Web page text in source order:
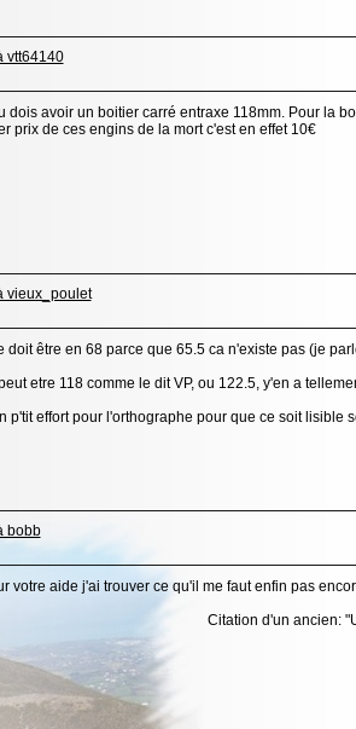
dois avoir un boitier carré entraxe 118mm. Pour la
prix de ces engins de la mort c'est en effet 10€
doit être en 68 parce que 65.5 ca n'existe pas (je
etre 118 comme le dit VP, ou 122.5, y'en a
p'tit effort pour l'orthographe pour que ce soit lisible
votre aide j'ai trouver ce qu'il me faut enfin pas
Citation d'un ancien: